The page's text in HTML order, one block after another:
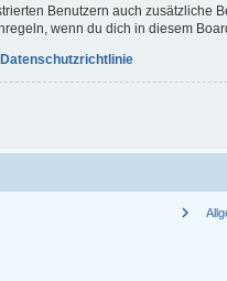
Benutzern auch zusätzliche
wenn du dich in diesem
Datenschutzrichtlinie
chevron_right